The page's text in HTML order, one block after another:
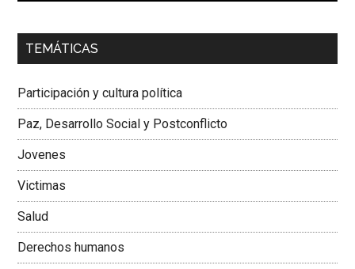
00:00 01:04
Dra. Carolina Corcho Mejía,Presidenta Corporación
Colombiana
TEMÁTICAS
Participación y cultura política
Paz, Desarrollo Social y Postconflicto
Jovenes
Victimas
Salud
Derechos humanos